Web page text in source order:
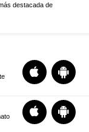
destacada de